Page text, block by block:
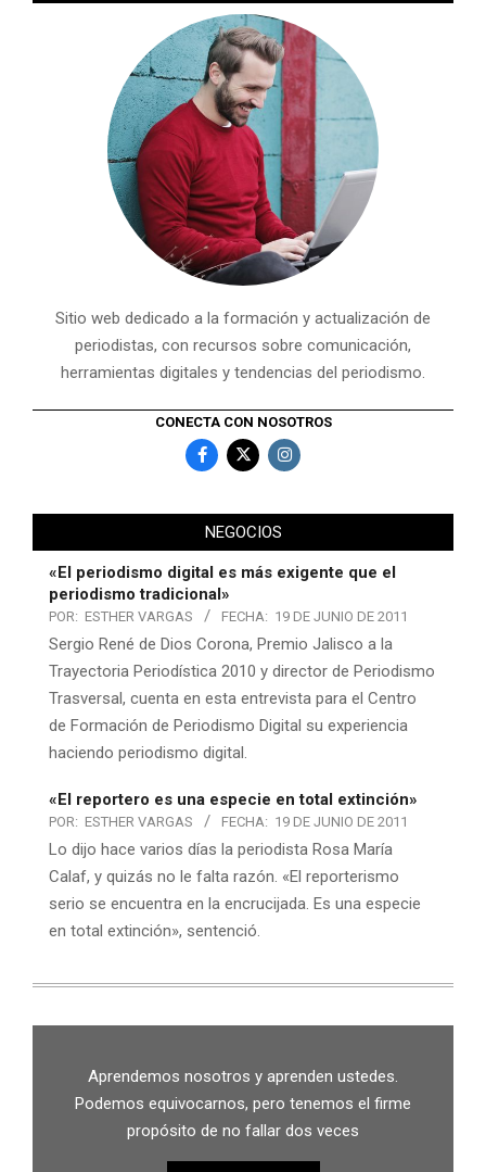
Sitio web dedicado a la formación y actualización de
periodistas, con recursos sobre comunicación,
herramientas digitales y tendencias del periodismo.
CONECTA CON NOSOTROS
NEGOCIOS
«El periodismo digital es más exigente que el
periodismo tradicional»
POR: ESTHER VARGAS FECHA: 19 DE JUNIO DE 2011
Sergio René de Dios Corona, Premio Jalisco a la
Trayectoria Periodística 2010 y director de Periodismo
Trasversal, cuenta en esta entrevista para el Centro
de Formación de Periodismo Digital su experiencia
haciendo periodismo digital.
«El reportero es una especie en total extinción»
POR: ESTHER VARGAS FECHA: 19 DE JUNIO DE 2011
Lo dijo hace varios días la periodista Rosa María
Calaf, y quizás no le falta razón. «El reporterismo
serio se encuentra en la encrucijada. Es una especie
en total extinción», sentenció.
Aprendemos nosotros y aprenden ustedes.
Podemos equivocarnos, pero tenemos el firme
propósito de no fallar dos veces